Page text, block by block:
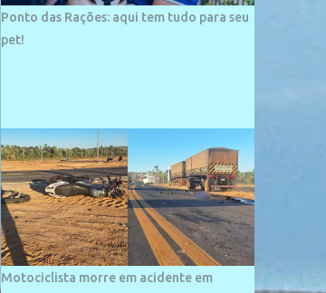
1996. Com arquitetura moderna,...
Ponto das Rações: aqui tem tudo para seu
pet!
Motociclista morre em acidente em